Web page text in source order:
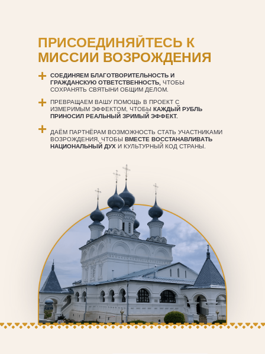
ДАЁМ ПАРТНЁРАМ ВОЗМОЖНОСТЬ СТАТЬ УЧАСТНИКАМИ
ВОЗРОЖДЕНИЯ, ЧТОБЫ ВМЕСТЕ ВОССТАНАВЛИВАТЬ
НАЦИОНАЛЬНЫЙ ДУХ И КУЛЬТУРНЫЙ КОД СТРАНЫ.
ПРЕВРАЩАЕМ ВАШУ ПОМОЩЬ В ПРОЕКТ С
ИЗМЕРИМЫМ ЭФФЕКТОМ, ЧТОБЫ КАЖДЫЙ РУБЛЬ
ПРИНОСИЛ РЕАЛЬНЫЙ ЗРИМЫЙ ЭФФЕКТ.
СОЕДИНЯЕМ БЛАГОТВОРИТЕЛЬНОСТЬ И
ГРАЖДАНСКУЮ ОТВЕТСТВЕННОСТЬ, ЧТОБЫ
СОХРАНЯТЬ СВЯТЫНИ ОБЩИМ ДЕЛОМ.
+
+
+
ПРИСОЕДИНЯЙТЕСЬ К
МИССИИ ВОЗРОЖДЕНИЯ